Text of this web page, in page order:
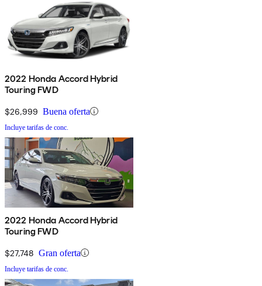
2022 Honda Accord Hybrid
Touring FWD
$26,999 Buena oferta
Incluye tarifas de conc.
2022 Honda Accord Hybrid
Touring FWD
$27,748 Gran oferta
Incluye tarifas de conc.